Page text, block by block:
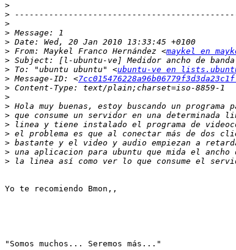
>
>
>
>
>
> From: Maykel Franco Hernández <maykel en
>
> To: "ubuntu ubuntu" <ubuntu-ve en
> Message-ID: <
>
>
>
>
>
>
>
>
>
Yo te recomiendo Bmon,,
"Somos muchos... Seremos más..."